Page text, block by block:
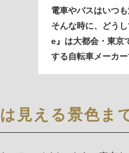
電車やバスはいつ
そんな時に、どう
e』は大都会・東京
する自転車メーカー
見える景色ま